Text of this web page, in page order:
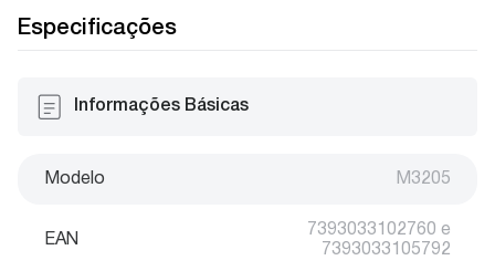
Especificações
Informações Básicas
Modelo M3205
EAN
7393033102760 e
7393033105792